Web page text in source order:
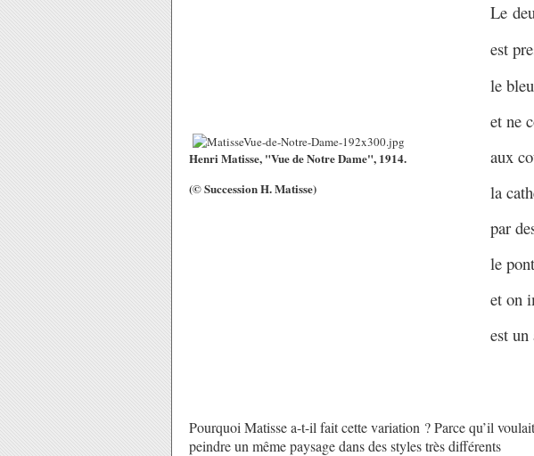
Henri Matisse, "Vue de Notre Dame", 1914.
(© Succession H. Matisse)
Le
est
le
et ne
aux
la
par
le
et on
est un
Pourquoi Matisse a-t-il fait cette variation ? Parce qu’il
peindre un même paysage dans des styles très différents